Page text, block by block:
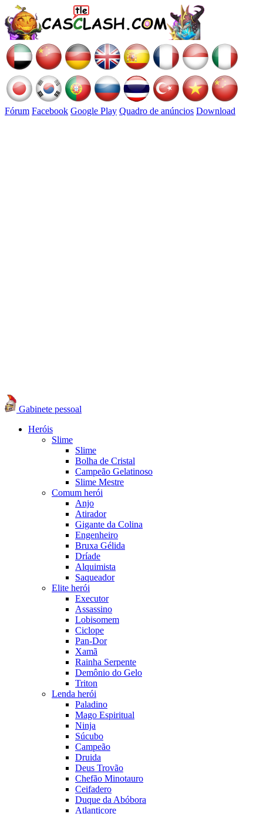
Fórum Facebook Google Play Quadro de anúncios Download
Gabinete pessoal
Heróis
Slime
Slime
Bolha de Cristal
Campeão Gelatinoso
Slime Mestre
Comum herói
Anjo
Atirador
Gigante da Colina
Engenheiro
Bruxa Gélida
Dríade
Alquimista
Saqueador
Elite herói
Executor
Assassino
Lobisomem
Ciclope
Pan-Dor
Xamã
Rainha Serpente
Demônio do Gelo
Triton
Lenda herói
Paladino
Mago Espiritual
Ninja
Súcubo
Campeão
Druida
Deus Trovão
Chefão Minotauro
Ceifadero
Duque da Abóbora
Atlanticore